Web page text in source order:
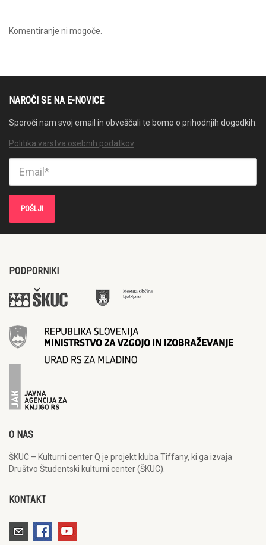
Komentiranje ni mogoče.
NAROČI SE NA E-NOVICE
Sporoči nam svoj email in obveščali te bomo o prihodnjih dogodkih.
Politika varstva osebnih podatkov
PODPORNIKI
O NAS
ŠKUC – Kulturni center Q je projekt kluba Tiffany, ki ga izvaja
Društvo Študentski kulturni center (ŠKUC).
KONTAKT